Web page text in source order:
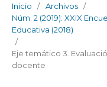
Inicio / Archivos /
Núm. 2 (2019): XXIX
Educativa (2018)
/
Eje temático 3.
docente